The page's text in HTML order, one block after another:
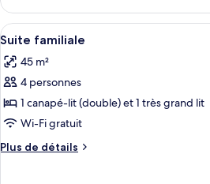
Suite
Très
Grande
Suite
Afficher
toutes
les
photos
pour
ce
type
de
Une
4
Suite familiale
45 m²
4 personnes
1 canapé-lit (double) et 1 très grand lit
Wi-Fi gratuit
Plus de détails
Plus